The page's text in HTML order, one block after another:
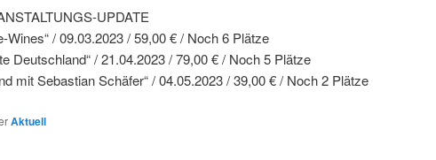
UPDATE
Wines“ / 09.03.2023 / 59,00 € / Noch 6 Plätze
Deutschland“ / 21.04.2023 / 79,00 € / Noch 5 Plätze
mit Sebastian Schäfer“ / 04.05.2023 / 39,00 € / Noch 2 Plätze
Aktuell